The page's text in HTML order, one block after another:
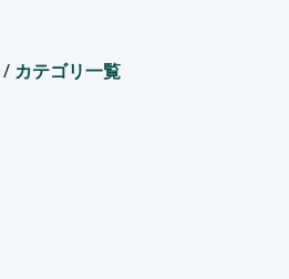
/ カテゴリ一覧